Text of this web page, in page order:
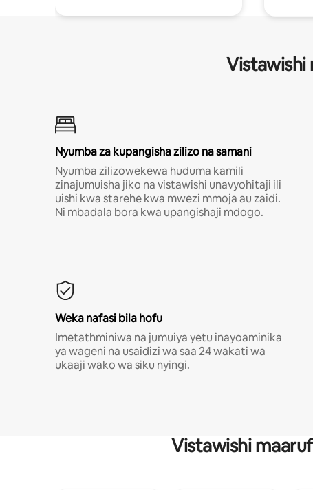
Vistawishi
Nyumba za kupangisha zilizo na samani
Nyumba zilizowekewa huduma kamili
zinajumuisha jiko na vistawishi unavyohitaji ili
uishi kwa starehe kwa mwezi mmoja au zaidi.
Ni mbadala bora kwa upangishaji mdogo.
Weka nafasi bila hofu
Imetathminiwa na jumuiya yetu inayoaminika
ya wageni na usaidizi wa saa 24 wakati wa
ukaaji wako wa siku nyingi.
Vistawishi